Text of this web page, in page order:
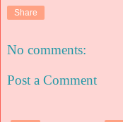
Share
No comments:
Post a Comment